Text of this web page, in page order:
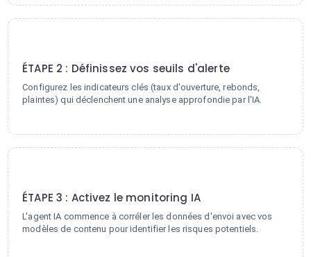
ÉTAPE 2 : Définissez vos seuils d'alerte
Configurez les indicateurs clés (taux d'ouverture, rebonds,
plaintes) qui déclenchent une analyse approfondie par l'IA.
ÉTAPE 3 : Activez le monitoring IA
L'agent IA commence à corréler les données d'envoi avec vos
modèles de contenu pour identifier les risques potentiels.